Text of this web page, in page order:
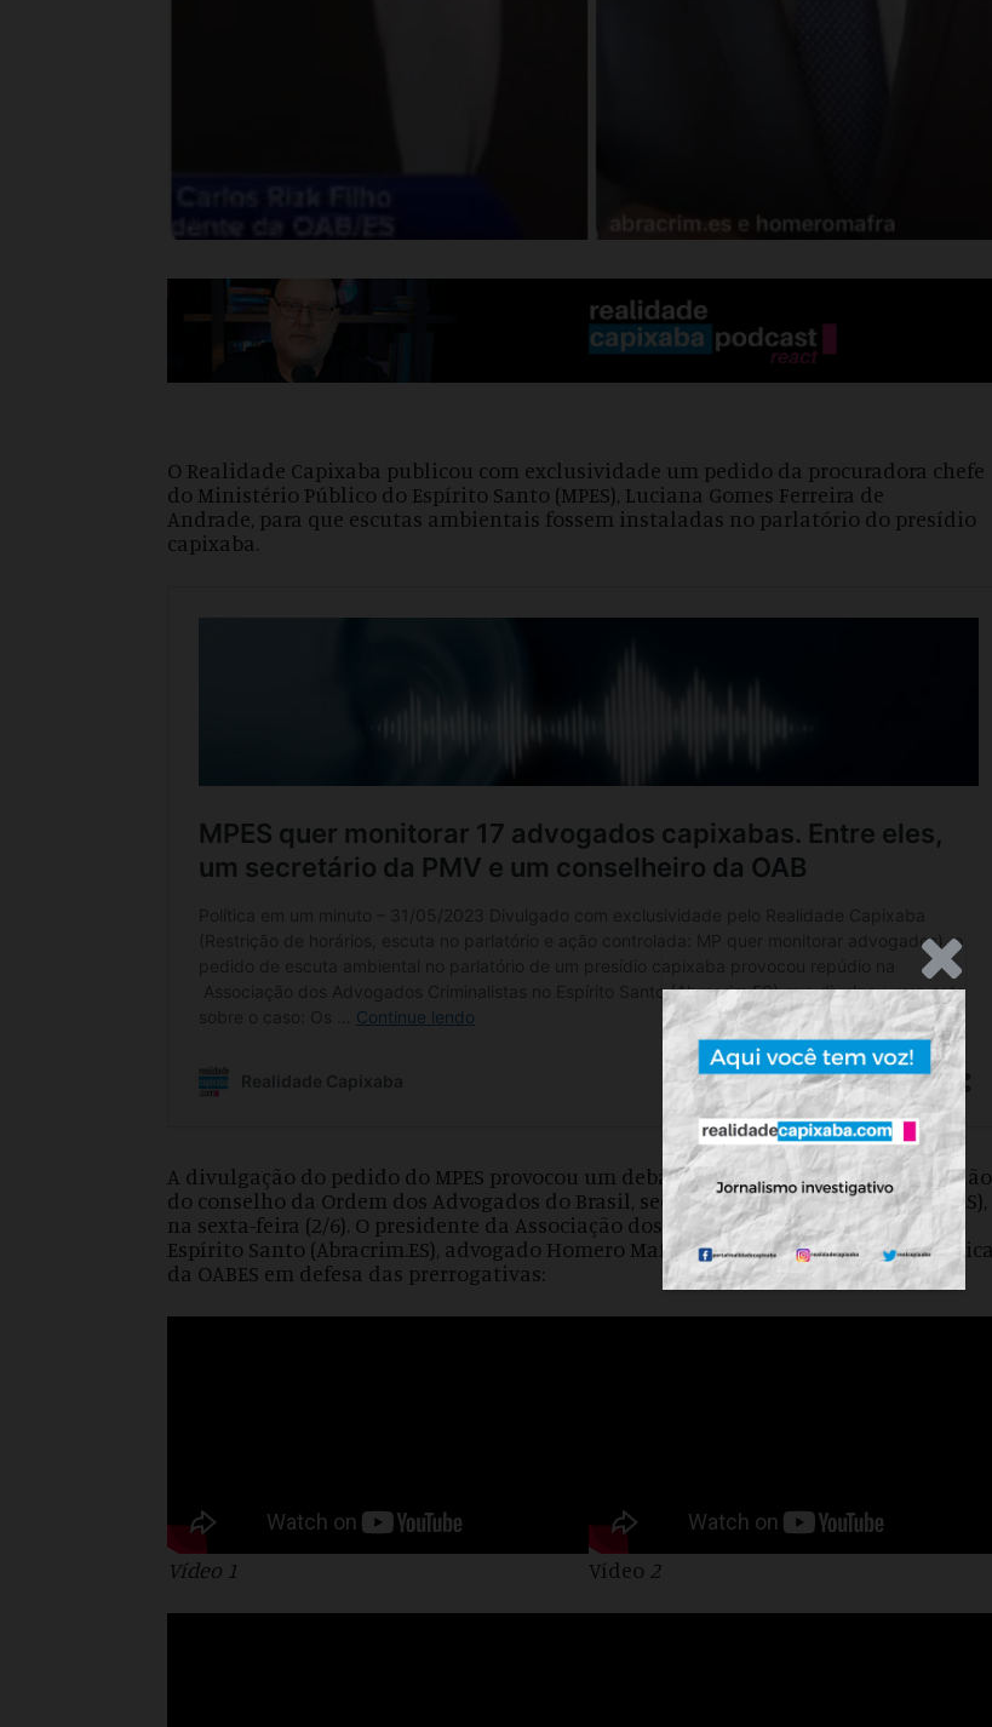
O Realidade Capixaba publicou com exclusividade um pedido da procuradora chefe
do Ministério Público do Espírito Santo (MPES), Luciana Gomes Ferreira de
Andrade, para que escutas ambientais fossem instaladas no parlatório do presídio
capixaba.
A divulgação do pedido do MPES provocou um debate acirrado durante uma reunião
do conselho da Ordem dos Advogados do Brasil, seccional do Espírito Santo (OABES),
na sexta-feira (2/6). O presidente da Associação dos Advogados Criminalistas no
Espírito Santo (Abracrim.ES), advogado Homero Mafra, pediu uma ação mais enérgica
da OABES em defesa das prerrogativas:
Vídeo 1 Vídeo 2